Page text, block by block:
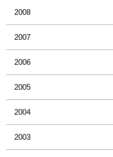
2008
2007
2006
2005
2004
2003